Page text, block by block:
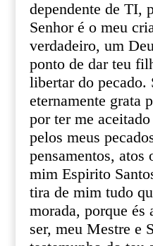
dependente de TI,
Senhor é o meu
verdadeiro, um
ponto de dar teu
libertar do pecado.
eternamente grata
por ter me
pelos meus
pensamentos, atos
mim Espirito
tira de mim tudo
morada, porque
ser, meu Mestre e